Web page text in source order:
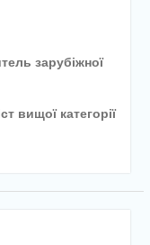
зарубіжної
вищої категорії